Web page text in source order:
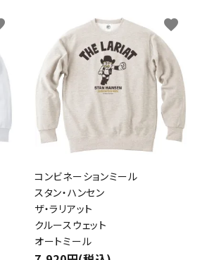
コンビネーションミール
スタン・ハンセン
ザ・ラリアット
クルースウェット
オートミール
favorite